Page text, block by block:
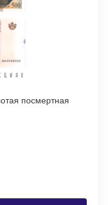
посмертная